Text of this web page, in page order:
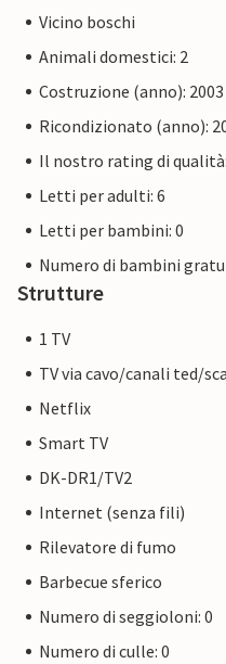
Vicino boschi
Animali domestici: 2
Costruzione (anno): 2003
Ricondizionato (anno):
Il nostro rating di
Letti per adulti: 6
Letti per bambini: 0
Numero di bambini
Strutture
1 TV
TV via cavo/canali ted/
Netflix
Smart TV
DK-DR1/TV2
Internet (senza fili)
Rilevatore di fumo
Barbecue sferico
Numero di seggioloni: 0
Numero di culle: 0